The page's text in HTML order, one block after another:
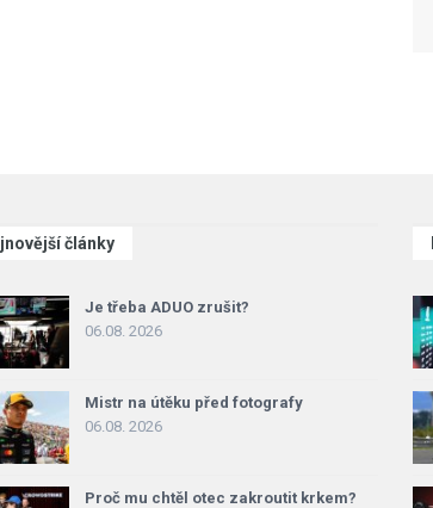
články
Je třeba ADUO zrušit?
06.08. 2026
Mistr na útěku před fotografy
06.08. 2026
Proč mu chtěl otec zakroutit krkem?